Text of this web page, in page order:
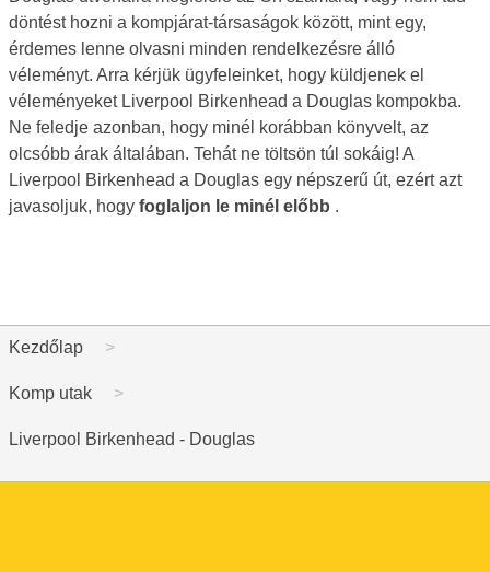
döntést hozni a kompjárat-társaságok között, mint egy,
érdemes lenne olvasni minden rendelkezésre álló
véleményt. Arra kérjük ügyfeleinket, hogy küldjenek el
véleményeket Liverpool Birkenhead a Douglas kompokba.
Ne feledje azonban, hogy minél korábban könyvelt, az
olcsóbb árak általában. Tehát ne töltsön túl sokáig! A
Liverpool Birkenhead a Douglas egy népszerű út, ezért azt
javasoljuk, hogy foglaljon le minél előbb .
Kezdőlap
Komp utak
Liverpool Birkenhead - Douglas